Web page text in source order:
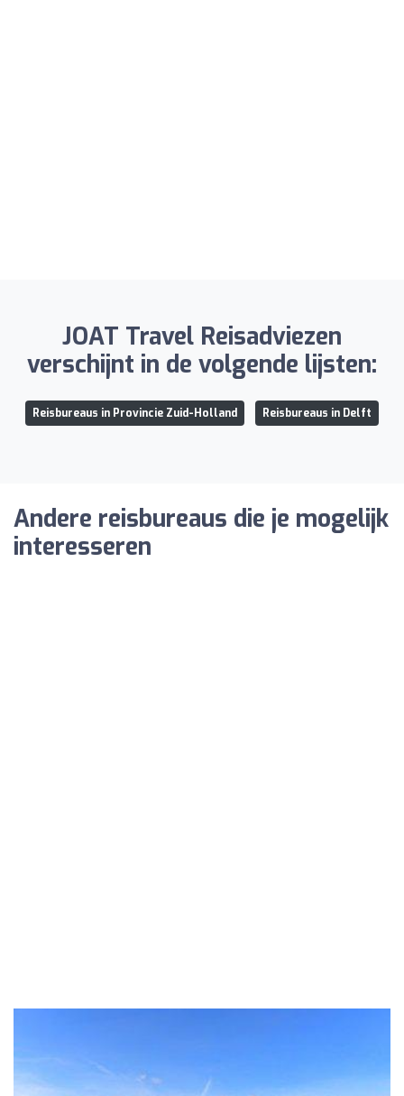
JOAT Travel Reisadviezen
verschijnt in de volgende lijsten:
Reisbureaus in Provincie Zuid-Holland Reisbureaus in Delft
Andere reisbureaus die je mogelijk
interesseren